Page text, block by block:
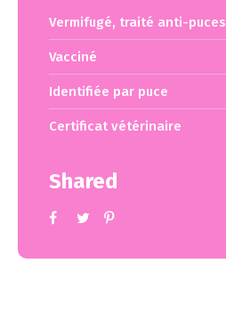
Vermifugé, traité anti-puces
Vacciné
Identifiée par puce
Certificat vétérinaire
Shared